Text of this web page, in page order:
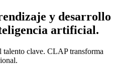
y desarrollo
artificial.
clave. CLAP transforma